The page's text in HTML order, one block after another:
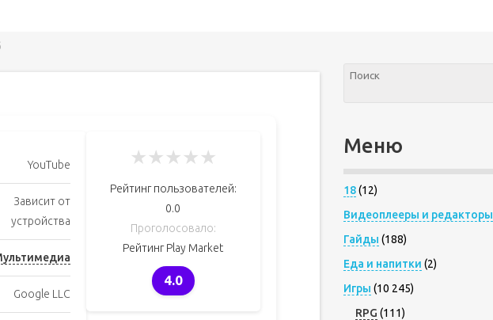
YouTube
Зависит от
устройства
Google LLC
★★★★★
Рейтинг пользователей:
0.0
Проголосовало:
Рейтинг Play Market
4.0
Меню
18(12)
Видеоплееры и редакторы
Гайды (188)
Еда и напитки (2)
Игры (10 245)
RPG (111)